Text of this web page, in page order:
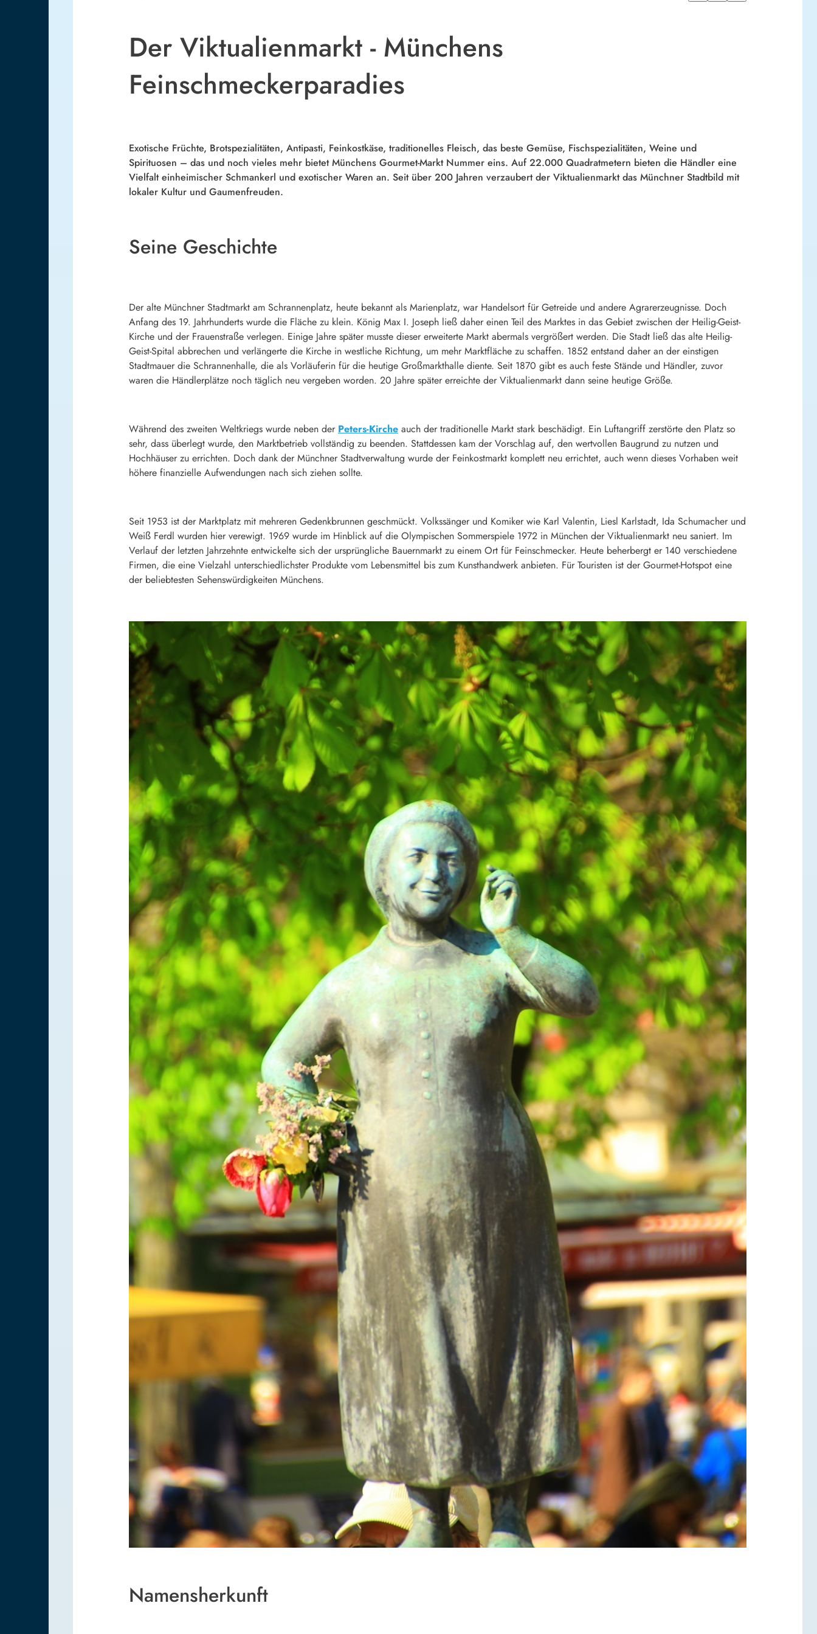
Der Viktualienmarkt - Münchens
Feinschmeckerparadies
Exotische Früchte, Brotspezialitäten, Antipasti, Feinkostkäse, traditionelles Fleisch, das beste Gemüse, Fischspezialitäten, Weine und
Spirituosen – das und noch vieles mehr bietet Münchens Gourmet-Markt Nummer eins. Auf 22.000 Quadratmetern bieten die Händler eine
Vielfalt einheimischer Schmankerl und exotischer Waren an. Seit über 200 Jahren verzaubert der Viktualienmarkt das Münchner Stadtbild mit
lokaler Kultur und Gaumenfreuden.
Seine Geschichte
Der alte Münchner Stadtmarkt am Schrannenplatz, heute bekannt als Marienplatz, war Handelsort für Getreide und andere Agrarerzeugnisse. Doch
Anfang des 19. Jahrhunderts wurde die Fläche zu klein. König Max I. Joseph ließ daher einen Teil des Marktes in das Gebiet zwischen der Heilig-Geist-
Kirche und der Frauenstraße verlegen. Einige Jahre später musste dieser erweiterte Markt abermals vergrößert werden. Die Stadt ließ das alte Heilig-
Geist-Spital abbrechen und verlängerte die Kirche in westliche Richtung, um mehr Marktfläche zu schaffen. 1852 entstand daher an der einstigen
Stadtmauer die Schrannenhalle, die als Vorläuferin für die heutige Großmarkthalle diente. Seit 1870 gibt es auch feste Stände und Händler, zuvor
waren die Händlerplätze noch täglich neu vergeben worden. 20 Jahre später erreichte der Viktualienmarkt dann seine heutige Größe.
Während des zweiten Weltkriegs wurde neben der Peters-Kirche auch der traditionelle Markt stark beschädigt. Ein Luftangriff zerstörte den Platz so
sehr, dass überlegt wurde, den Marktbetrieb vollständig zu beenden. Stattdessen kam der Vorschlag auf, den wertvollen Baugrund zu nutzen und
Hochhäuser zu errichten. Doch dank der Münchner Stadtverwaltung wurde der Feinkostmarkt komplett neu errichtet, auch wenn dieses Vorhaben weit
höhere finanzielle Aufwendungen nach sich ziehen sollte.
Seit 1953 ist der Marktplatz mit mehreren Gedenkbrunnen geschmückt. Volkssänger und Komiker wie Karl Valentin, Liesl Karlstadt, Ida Schumacher und
Weiß Ferdl wurden hier verewigt. 1969 wurde im Hinblick auf die Olympischen Sommerspiele 1972 in München der Viktualienmarkt neu saniert. Im
Verlauf der letzten Jahrzehnte entwickelte sich der ursprüngliche Bauernmarkt zu einem Ort für Feinschmecker. Heute beherbergt er 140 verschiedene
Firmen, die eine Vielzahl unterschiedlichster Produkte vom Lebensmittel bis zum Kunsthandwerk anbieten. Für Touristen ist der Gourmet-Hotspot eine
der beliebtesten Sehenswürdigkeiten Münchens.
Namensherkunft